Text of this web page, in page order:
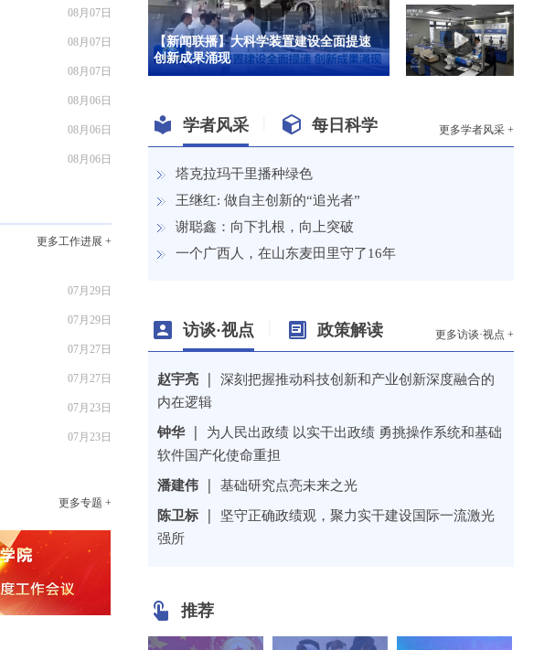
08月07日
08月07日
08月07日
08月06日
08月06日
08月06日
更多工作进展 +
07月29日
07月29日
07月27日
07月27日
07月23日
07月23日
更多专题 +
【新闻联播】大科学装置建设全面提速
创新成果涌现
学者风采 每日科学 更多学者风采 +
塔克拉玛干里播种绿色
王继红: 做自主创新的“追光者”
谢聪鑫：向下扎根，向上突破
一个广西人，在山东麦田里守了16年
访谈·视点 政策解读 更多访谈·视点 +
赵宇亮 |
深刻把握推动科技创新和产业创新深度融合的
内在逻辑
钟华 |
为人民出政绩 以实干出政绩 勇挑操作系统和基础
软件国产化使命重担
潘建伟 | 基础研究点亮未来之光
陈卫标 |
坚守正确政绩观，聚力实干建设国际一流激光
强所
推荐